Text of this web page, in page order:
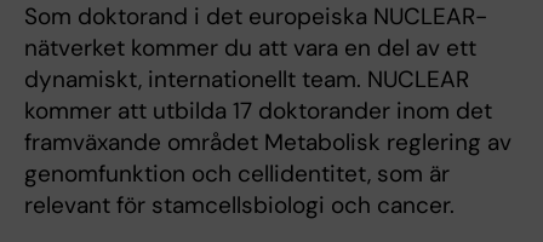
Som doktorand i det europeiska NUCLEAR-
nätverket kommer du att vara en del av ett
dynamiskt, internationellt team. NUCLEAR
kommer att utbilda 17 doktorander inom det
framväxande området Metabolisk reglering av
genomfunktion och cellidentitet, som är
relevant för stamcellsbiologi och cancer.